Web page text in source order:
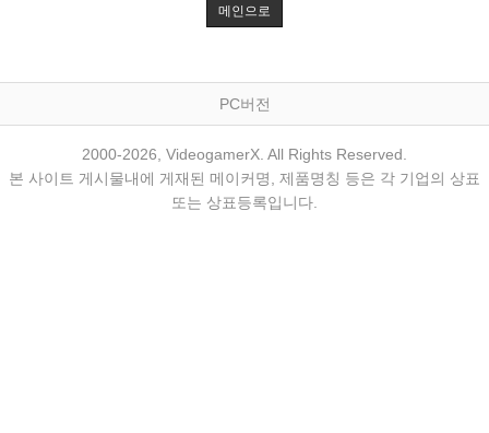
메인으로
PC버전
2000-2026, VideogamerX. All Rights Reserved.
본 사이트 게시물내에 게재된 메이커명, 제품명칭 등은 각 기업의 상표
또는 상표등록입니다.